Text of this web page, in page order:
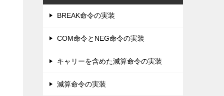
BREAK命令の実装
COM命令とNEG命令の実装
キャリーを含めた減算命令の実装
減算命令の実装